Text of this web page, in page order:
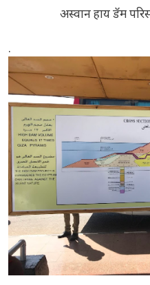
अस्वान हाय डॅम
.